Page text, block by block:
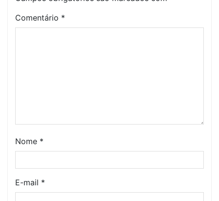
Comentário *
Nome *
E-mail *